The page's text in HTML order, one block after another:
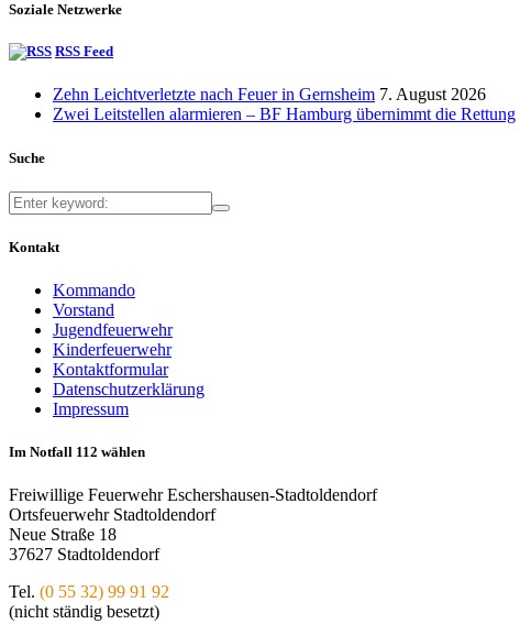
Soziale Netzwerke
RSS Feed
Zehn Leichtverletzte nach Feuer in Gernsheim 7. August 2026
Zwei Leitstellen alarmieren – BF Hamburg übernimmt die Rettung
Suche
Kontakt
Kommando
Vorstand
Jugendfeuerwehr
Kinderfeuerwehr
Kontaktformular
Datenschutzerklärung
Impressum
Im Notfall 112 wählen
Freiwillige Feuerwehr Eschershausen-Stadtoldendorf
Ortsfeuerwehr Stadtoldendorf
Neue Straße 18
37627 Stadtoldendorf
Tel. (0 55 32) 99 91 92
(nicht ständig besetzt)